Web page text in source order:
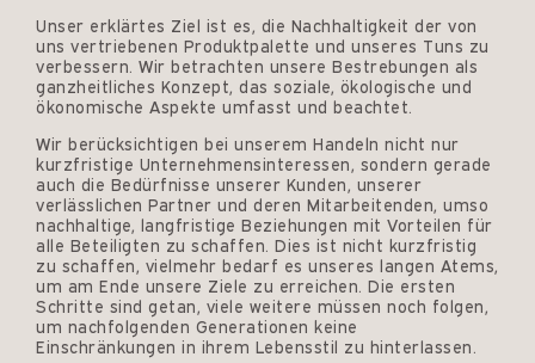
Unser erklärtes Ziel ist es, die Nachhaltigkeit der von
uns vertriebenen Produktpalette und unseres Tuns zu
verbessern. Wir betrachten unsere Bestrebungen als
ganzheitliches Konzept, das soziale, ökologische und
ökonomische Aspekte umfasst und beachtet.
Wir berücksichtigen bei unserem Handeln nicht nur
kurzfristige Unternehmensinteressen, sondern gerade
auch die Bedürfnisse unserer Kunden, unserer
verlässlichen Partner und deren Mitarbeitenden, umso
nachhaltige, langfristige Beziehungen mit Vorteilen für
alle Beteiligten zu schaffen. Dies ist nicht kurzfristig
zu schaffen, vielmehr bedarf es unseres langen Atems,
um am Ende unsere Ziele zu erreichen. Die ersten
Schritte sind getan, viele weitere müssen noch folgen,
um nachfolgenden Generationen keine
Einschränkungen in ihrem Lebensstil zu hinterlassen.